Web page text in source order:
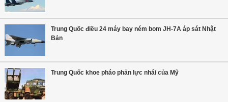
Trung Quốc điều 24 máy bay ném bom JH-7A áp sát Nhật
Bản
Trung Quốc khoe pháo phản lực nhái của Mỹ